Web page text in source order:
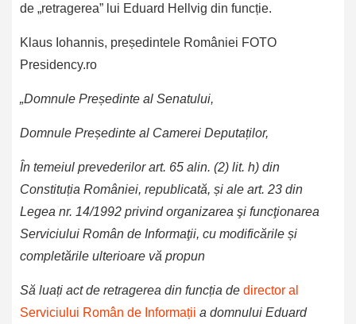
de „retragerea” lui Eduard Hellvig din funcție.
Klaus Iohannis, președintele României FOTO
Presidency.ro
„Domnule Președinte al Senatului,
Domnule Președinte al Camerei Deputaților,
În temeiul prevederilor art. 65 alin. (2) lit. h) din
Constituția României, republicată, și ale art. 23 din
Legea nr. 14/1992 privind organizarea şi funcţionarea
Serviciului Român de Informaţii, cu modificările și
completările ulterioare vă propun
Să luați act de retragerea din funcția de director al
Serviciului Român de Informații a domnului Eduard